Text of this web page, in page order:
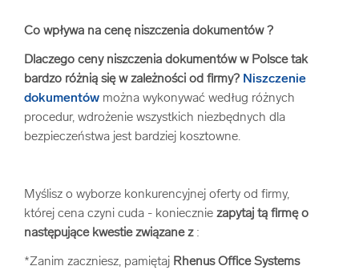
Niszczenie nośników informacji arrow_forward
Archiwizowanie dokumentów
Usługi digitalizacjyjne
Osuszanie dokumentów
Co wpływa na cenę niszczenia dokumentów ?
Dlaczego ceny niszczenia dokumentów w Polsce tak
bardzo różnią się w zależności od firmy? Niszczenie
dokumentów można wykonywać według różnych
procedur, wdrożenie wszystkich niezbędnych dla
bezpieczeństwa jest bardziej kosztowne.
Myślisz o wyborze konkurencyjnej oferty od firmy,
której cena czyni cuda - koniecznie zapytaj tą firmę o
następujące kwestie związane z:
*Zanim zaczniesz, pamiętaj Rhenus Office Systems